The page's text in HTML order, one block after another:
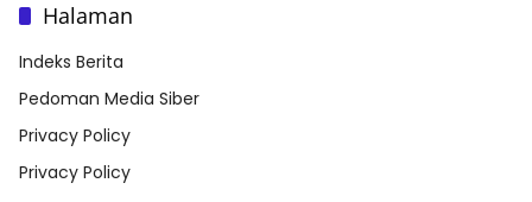
Halaman
Indeks Berita
Pedoman Media Siber
Privacy Policy
Privacy Policy